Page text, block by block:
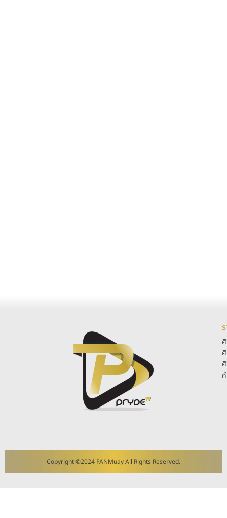
Copyright ©2024 FANMuay All Rights Reserved.